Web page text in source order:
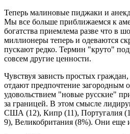
Теперь малиновые пиджаки и
Мы все больше приближаемся к
богатства приемлема разве что в
миллионеры теперь и одеваются
пускают редко. Термин "круто"
совсем другие ценности.
Чувствуя зависть простых
отдают предпочтение загородным
удовольствием "новые русские"
за границей. В этом смысле
США (12), Кипр (11), Португалия
9), Великобритания (8%). Они еще